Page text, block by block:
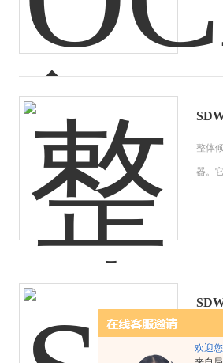
欢迎您
整体
器。
交界